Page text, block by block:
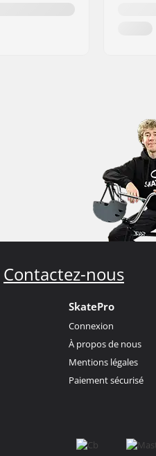
Contactez-nous
SkatePro
Connexion
À propos de nous
Mentions légales
Paiement sécurisé